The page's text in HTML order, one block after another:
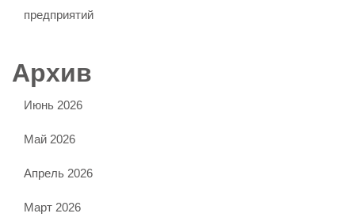
предприятий
Архив
Июнь 2026
Май 2026
Апрель 2026
Март 2026